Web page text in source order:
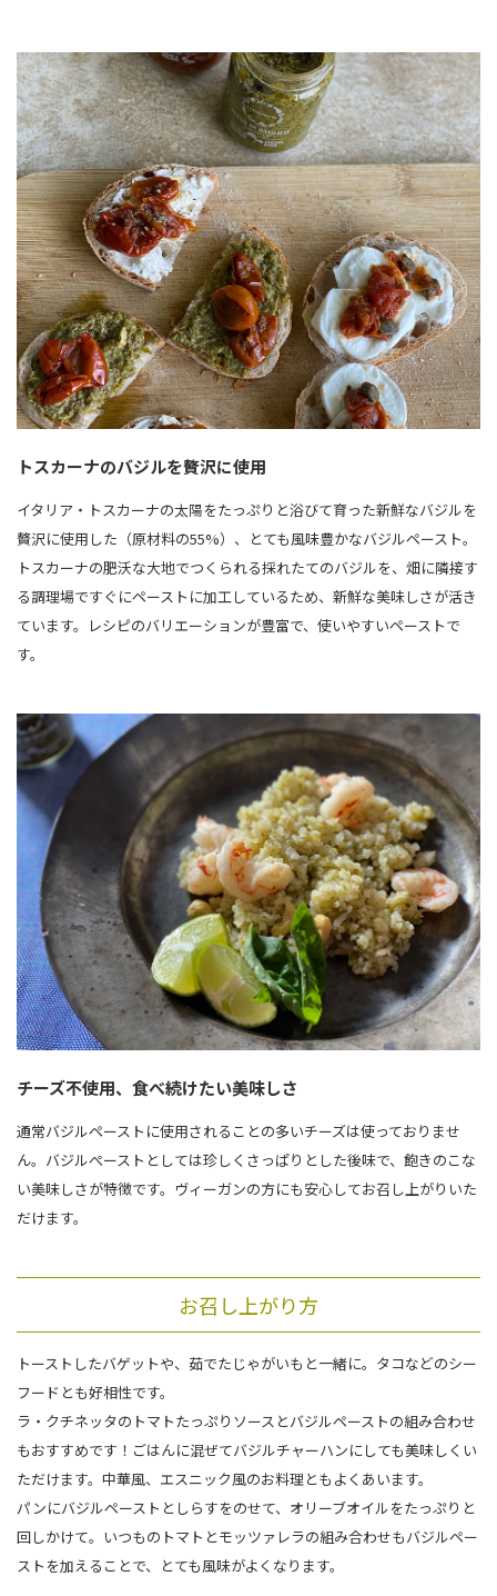
トスカーナのバジルを贅沢に使用
イタリア・トスカーナの太陽をたっぷりと浴びて育った新鮮なバジルを
贅沢に使用した（原材料の55%）、とても風味豊かなバジルペースト。
トスカーナの肥沃な大地でつくられる採れたてのバジルを、畑に隣接す
る調理場ですぐにペーストに加工しているため、新鮮な美味しさが活き
ています。レシピのバリエーションが豊富で、使いやすいペーストで
す。
チーズ不使用、食べ続けたい美味しさ
通常バジルペーストに使用されることの多いチーズは使っておりませ
ん。バジルぺーストとしては珍しくさっぱりとした後味で、飽きのこな
い美味しさが特徴です。ヴィーガンの方にも安心してお召し上がりいた
だけます。
お召し上がり方
トーストしたバゲットや、茹でたじゃがいもと一緒に。タコなどのシー
フードとも好相性です。
ラ・クチネッタのトマトたっぷりソースとバジルペーストの組み合わせ
もおすすめです！ごはんに混ぜてバジルチャーハンにしても美味しくい
ただけます。中華風、エスニック風のお料理ともよくあいます。
パンにバジルペーストとしらすをのせて、オリーブオイルをたっぷりと
回しかけて。いつものトマトとモッツァレラの組み合わせもバジルペー
ストを加えることで、とても風味がよくなります。